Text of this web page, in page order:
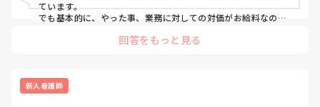
患者さんを大切に思う気持ちはもちろんありますが、私たち
も生活があり、守らなければいけない家族がいるから働くの
ています。
でも基本的に、やった事、業務に対しての対価がお給料なの
持ちませんからね、って最近は思います。私は絶対サービス残
回答をもっと見る
新人看護師